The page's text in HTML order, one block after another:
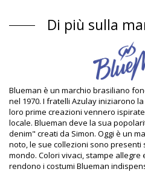
Costumi interi Bianco
Composizione: 84% Polyamide,
Fodera: 98% Polyamide, 2%
Protezione UV: UPF 50+
Informazioni
Dipartimento: Donna, Costumi
Il pacchetto include: 1 x
inclusi)
HS CODE (Codice doganale):
SKU: 1981122305
EAN: XS (7899918337826), S
Di più sulla
Blueman è un marchio brasiliano
nel 1970. I fratelli Azulay iniziarono
loro prime creazioni vennero
locale. Blueman deve la sua
denim" creati da Simon. Oggi è un
noto, le sue collezioni sono presenti
mondo. Colori vivaci, stampe
rendono i costumi Blueman